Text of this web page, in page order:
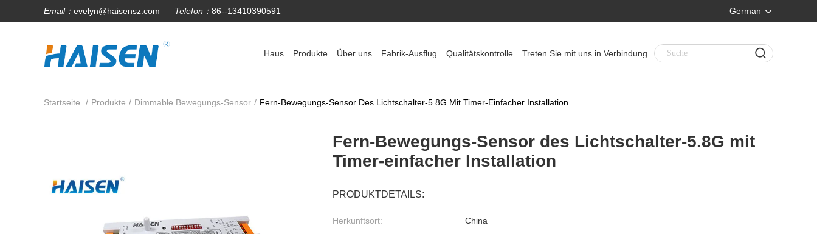
Email： evelyn@haisensz.com Telefon： 86--13410390591 German
Haus Produkte Über uns Fabrik-Ausflug Qualitätskontrolle Treten Sie mit uns in Verbindung
Startseite / Produkte / Dimmable Bewegungs-Sensor / Fern-Bewegungs-Sensor Des Lichtschalter-5.8G Mit Timer-Einfacher Installation
Fern-Bewegungs-Sensor des Lichtschalter-5.8G mit
Timer-einfacher Installation
PRODUKTDETAILS:
Herkunftsort:
China